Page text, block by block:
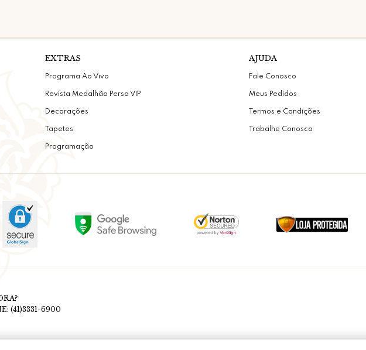
EXTRAS
Programa Ao Vivo
Revista Medalhão Persa VIP
Decorações
Tapetes
Programação
AJUDA
Fale Conosco
Meus Pedidos
Termos e Condições
Trabalhe Conosco
(41)3331-6900